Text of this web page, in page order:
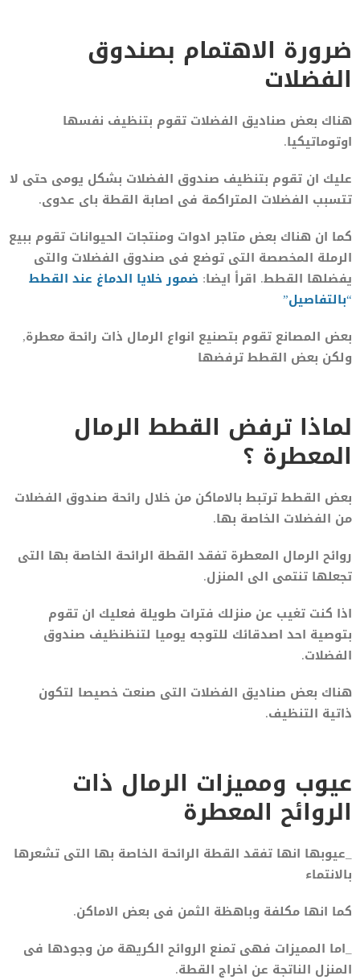
ضرورة الاهتمام بصندوق
الفضلات
هناك بعض صناديق الفضلات تقوم بتنظيف نفسها
اوتوماتيكيا.
عليك ان تقوم بتنظيف صندوق الفضلات بشكل يومى حتى لا
تتسبب الفضلات المتراكمة فى اصابة القطة باى عدوى.
كما ان هناك بعض متاجر ادوات ومنتجات الحيوانات تقوم ببيع
الرملة المخصصة التى توضع فى صندوق الفضلات والتى
يفضلها القطط. اقرأ ايضا: ضمور خلايا الدماغ عند القطط
“بالتفاصيل”
بعض المصانع تقوم بتصنيع انواع الرمال ذات رائحة معطرة,
ولكن بعض القطط ترفضها
لماذا ترفض القطط الرمال
المعطرة ؟
بعض القطط ترتبط بالاماكن من خلال رائحة صندوق الفضلات
من الفضلات الخاصة بها.
روائح الرمال المعطرة تفقد القطة الرائحة الخاصة بها التى
تجعلها تنتمى الى المنزل.
اذا كنت تغيب عن منزلك فترات طويلة فعليك ان تقوم
بتوصية احد اصدقائك للتوجه يوميا لتنظنظيف صندوق
الفضلات.
هناك بعض صناديق الفضلات التى صنعت خصيصا لتكون
ذاتية التنظيف.
عيوب ومميزات الرمال ذات
الروائح المعطرة
_عيوبها انها تفقد القطة الرائحة الخاصة بها التى تشعرها
بالانتماء
كما انها مكلفة وباهظة الثمن فى بعض الاماكن.
_اما المميزات فهى تمنع الروائح الكريهة من وجودها فى
المنزل الناتجة عن اخراج القطة.